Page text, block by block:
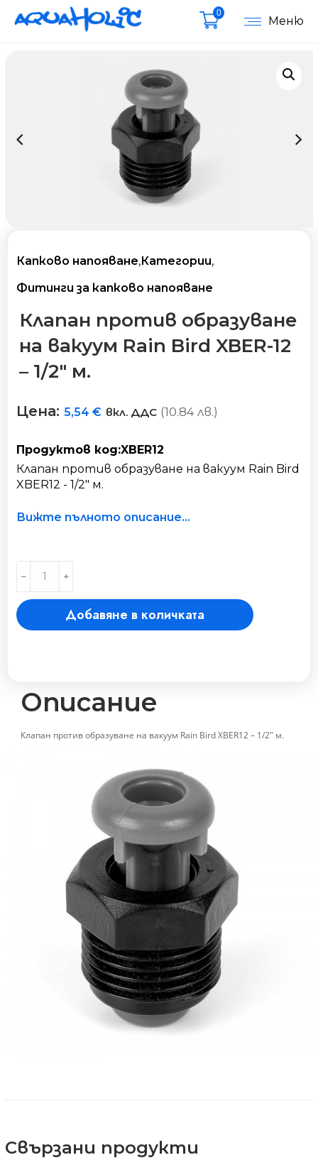
Меню
0
Капково напояване,Категории,
Фитинги за капково напояване
Клапан против образуване
на вакуум Rain Bird XBER-12
– 1/2″ м.
Цена:5,54€ вкл. ДДС (10.84 лв.)
Продуктов код:XBER12
Клапан против образуване на вакуум Rain Bird
XBER12 - 1/2" м.
Вижте пълното описание...
против
образуване
на
вакуум
12
м.
﹣ ﹢
Добавяне в количката
Описание
Клапан против образуване на вакуум Rain Bird XBER12 – 1/2″ м.
Свързани продукти